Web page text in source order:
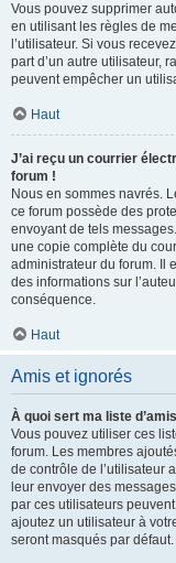
Vous pouvez supprimer
en utilisant les règles de
l’utilisateur. Si vous
part d’un autre utilisateur,
peuvent empêcher un
Haut
J’ai reçu un courrier
forum !
Nous en sommes navrés.
ce forum possède des
envoyant de tels
une copie complète du
administrateur du forum. Il
des informations sur
conséquence.
Haut
Amis et ignorés
À quoi sert ma liste
Vous pouvez utiliser ces
forum. Les membres
de contrôle de l’utilisateur
leur envoyer des
par ces utilisateurs
ajoutez un utilisateur à
seront masqués par défaut.